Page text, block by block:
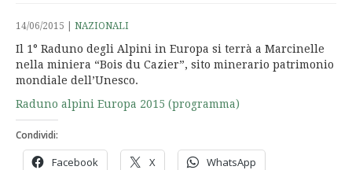
14/06/2015 NAZIONALI
Il 1° Raduno degli Alpini in Europa si terrà a Marcinelle
nella miniera “Bois du Cazier”, sito minerario patrimonio
mondiale dell’Unesco.
Raduno alpini Europa 2015 (programma)
Condividi:
Facebook X WhatsApp